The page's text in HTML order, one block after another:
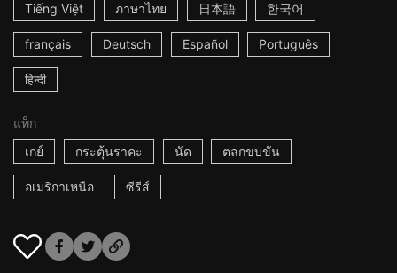
Tiếng Việt ภาษาไทย 日本語 한국어
français Deutsch Español Português
हिन्दी
แท็ก
เกย์
กระตุ้นราคะ นัด ตลกขบขัน
อเมริกาเหนือ ซีรีส์